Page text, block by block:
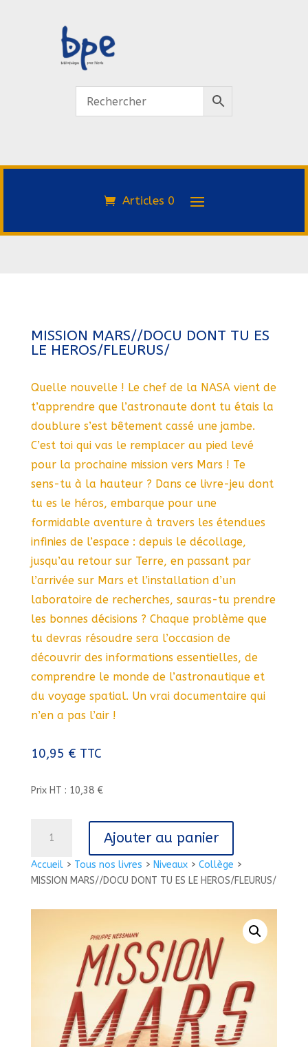
Articles 0
Accueil> Tous nos livres > Niveaux> Collège >
MISSION MARS//DOCU DONT TU ES LE HEROS/FLEURUS/
MISSION MARS//DOCU DONT TU ES
LE HEROS/FLEURUS/
Quelle nouvelle ! Le chef de la NASA vient de
t’apprendre que l’astronaute dont tu étais la
doublure s’est bêtement cassé une jambe.
C’est toi qui vas le remplacer au pied levé
pour la prochaine mission vers Mars ! Te
sens-tu à la hauteur ? Dans ce livre-jeu dont
tu es le héros, embarque pour une
formidable aventure à travers les étendues
infinies de l’espace : depuis le décollage,
jusqu’au retour sur Terre, en passant par
l’arrivée sur Mars et l’installation d’un
laboratoire de recherches, sauras-tu prendre
les bonnes décisions ? Chaque problème que
tu devras résoudre sera l’occasion de
découvrir des informations essentielles, de
comprendre le monde de l’astronautique et
du voyage spatial. Un vrai documentaire qui
n’en a pas l’air !
10,95 € TTC
Prix HT : 10,38 €
MISSION
MARS//DOCU
HEROS/FLEURUS/
Ajouter au panier